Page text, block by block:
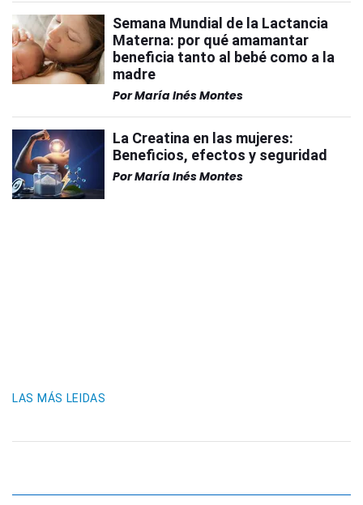
Semana Mundial de la Lactancia
Materna: por qué amamantar
beneficia tanto al bebé como a la
madre
PorMaría Inés Montes
La Creatina en las mujeres:
Beneficios, efectos y seguridad
PorMaría Inés Montes
LAS MÁS LEIDAS